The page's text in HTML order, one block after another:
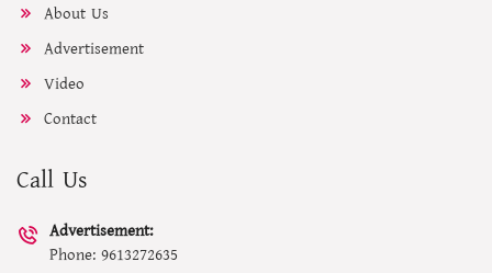
About Us
Advertisement
Video
Contact
Call Us
Advertisement:
Phone: 9613272635